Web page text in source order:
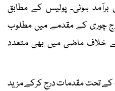
برآمد ہوئی۔ پولیس کے مطابق
چوری کے مقدمے میں مطلوب
خلاف ماضی میں بھی متعدد
کے تحت مقدمات درج کرکے مزید